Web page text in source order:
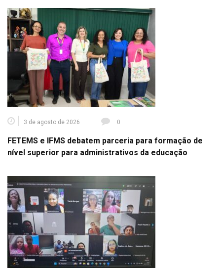
3 de agosto de 2026 0
FETEMS e IFMS debatem parceria para formação de
nível superior para administrativos da educação